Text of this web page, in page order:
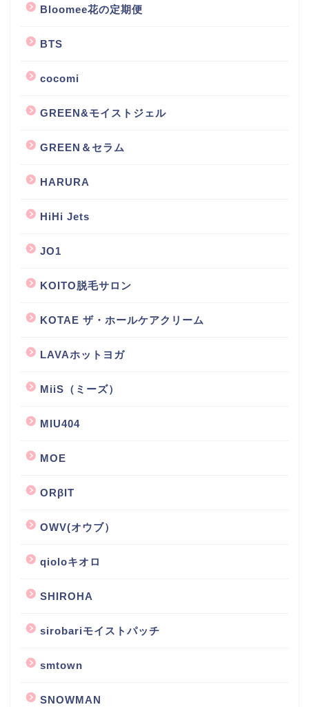
Bloomee花の定期便
BTS
cocomi
GREEN&モイストジェル
GREEN＆セラム
HARURA
HiHi Jets
JO1
KOITO脱毛サロン
KOTAE ザ・ホールケアクリーム
LAVAホットヨガ
MiiS（ミーズ）
MIU404
MOE
ORβIT
OWV(オウブ）
qioloキオロ
SHIROHA
sirobariモイストパッチ
smtown
SNOWMAN